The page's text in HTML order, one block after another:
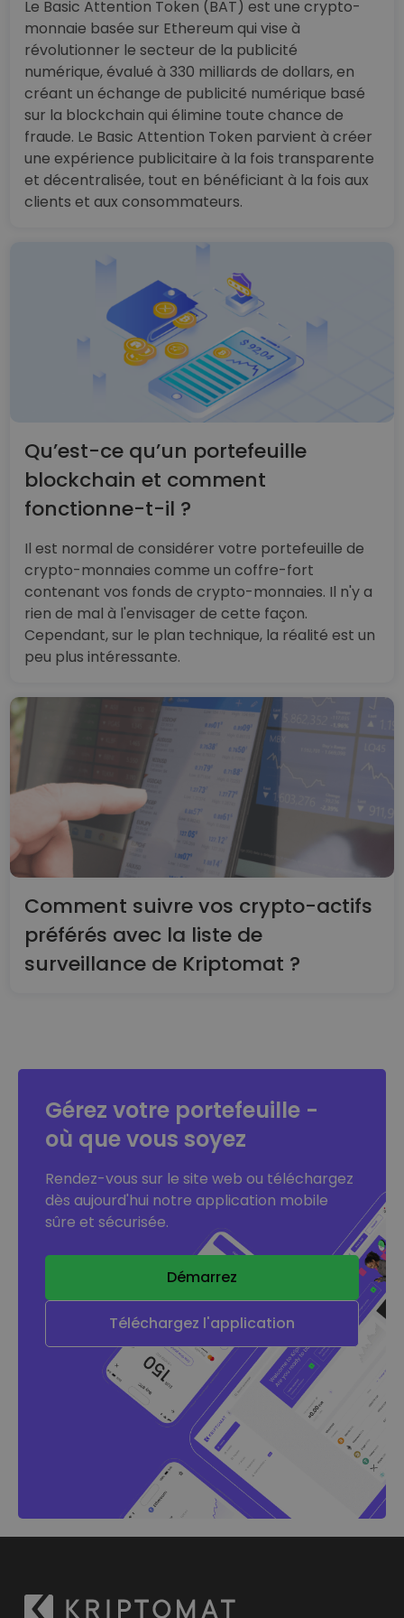
Le Basic Attention Token (BAT) est une crypto-
monnaie basée sur Ethereum qui vise à
révolutionner le secteur de la publicité
numérique, évalué à 330 milliards de dollars, en
créant un échange de publicité numérique basé
sur la blockchain qui élimine toute chance de
fraude. Le Basic Attention Token parvient à créer
une expérience publicitaire à la fois transparente
et décentralisée, tout en bénéficiant à la fois aux
clients et aux consommateurs.
Qu’est-ce qu’un portefeuille
blockchain et comment
fonctionne-t-il ?
Il est normal de considérer votre portefeuille de
crypto-monnaies comme un coffre-fort
contenant vos fonds de crypto-monnaies. Il n'y a
rien de mal à l'envisager de cette façon.
Cependant, sur le plan technique, la réalité est un
peu plus intéressante.
Comment suivre vos crypto-actifs
préférés avec la liste de
surveillance de Kriptomat ?
Gérez votre portefeuille -
où que vous soyez
Rendez-vous sur le site web ou téléchargez
dès aujourd'hui notre application mobile
sûre et sécurisée.
Démarrez
Téléchargez l'application